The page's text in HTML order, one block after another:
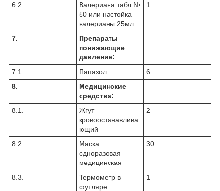
6.2.
Валериана табл.№
50 или настойка
валерианы 25мл.
1
7.
Препараты
понижающие
давление:
7.1.
Папазол
6
8.
Медицинские
средства:
8.1.
Жгут
кровоостанавлива
ющий
2
8.2.
Маска
одноразовая
медицинская
30
8.3.
Термометр в
футляре
1